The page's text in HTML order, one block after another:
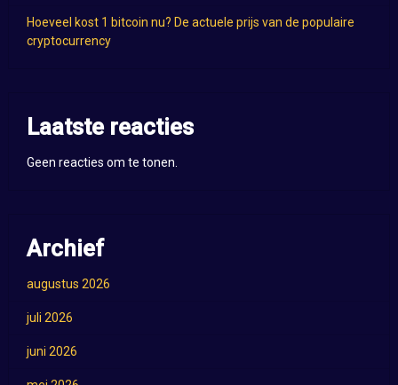
Hoeveel kost 1 bitcoin nu? De actuele prijs van de populaire
cryptocurrency
Laatste reacties
Geen reacties om te tonen.
Archief
augustus 2026
juli 2026
juni 2026